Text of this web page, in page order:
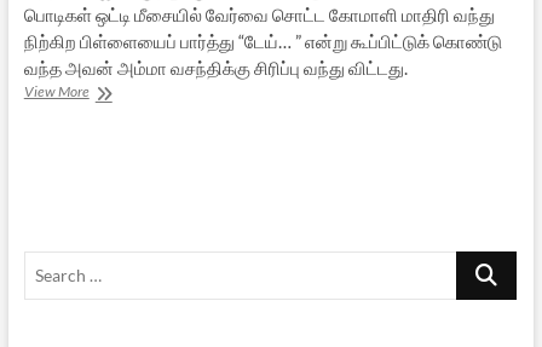
பொடிகள் ஒட்டி மீசையில் வேர்வை சொட்ட கோமாளி மாதிரி வந்து
நிற்கிற பிள்ளையைப் பார்த்து “டேய்… ” என்று கூப்பிட்டுக் கொண்டு
வந்த அவன் அம்மா வசந்திக்கு சிரிப்பு வந்து விட்டது.
View Moreமாயக்கரங்கள்
Search